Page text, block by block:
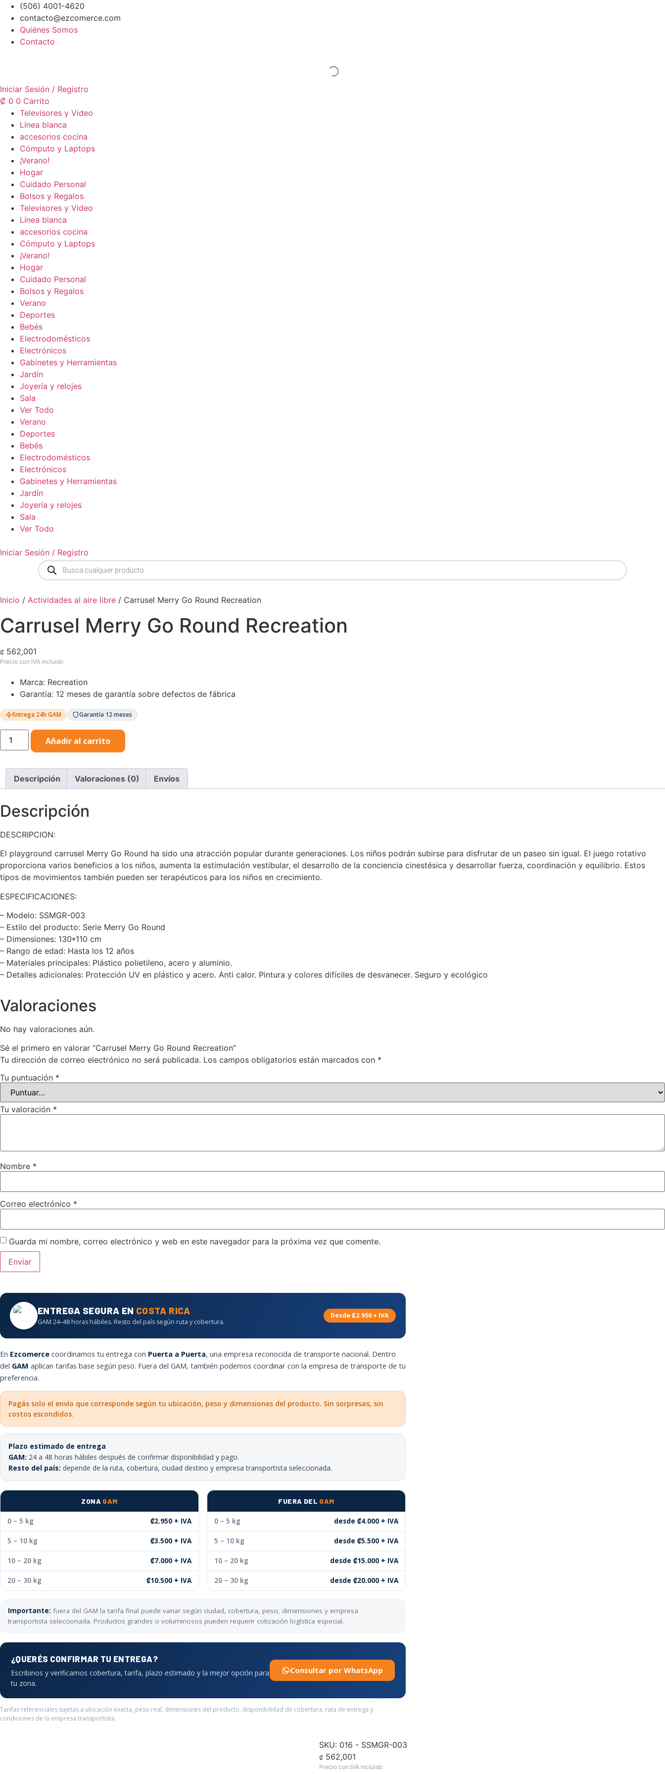
contenido
(506) 4001-4620
contacto@ezcomerce.com
Quiénes Somos
Contacto
Iniciar Sesión / Registro
₡ 0 0 Carrito
Televisores y Video
Línea blanca
accesorios cocina
Cómputo y Laptops
¡Verano!
Hogar
Cuidado Personal
Bolsos y Regalos
Televisores y Video
Línea blanca
accesorios cocina
Cómputo y Laptops
¡Verano!
Hogar
Cuidado Personal
Bolsos y Regalos
Verano
Deportes
Bebés
Electrodomésticos
Electrónicos
Gabinetes y Herramientas
Jardín
Joyería y relojes
Sala
Ver Todo
Verano
Deportes
Bebés
Electrodomésticos
Electrónicos
Gabinetes y Herramientas
Jardín
Joyería y relojes
Sala
Ver Todo
Iniciar Sesión / Registro
Búsqueda
de
productos
Inicio / Actividades al aire libre / Carrusel Merry Go Round Recreation
Carrusel Merry Go Round Recreation
₡ 562,001
Marca: Recreation
Garantia: 12 meses de garantía sobre defectos de fábrica
Entrega 24h GAM Garantía 12 meses
Carrusel
Merry
Go
cantidad
Añadir al carrito
Descripción Valoraciones (0) Envíos
Descripción
DESCRIPCION:
El playground carrusel Merry Go Round ha sido una atracción popular durante generaciones. Los niños podrán subirse para disfrutar de un paseo sin igual. El juego rotativo
proporciona varios beneficios a los niños, aumenta la estimulación vestibular, el desarrollo de la conciencia cinestésica y desarrollar fuerza, coordinación y equilibrio. Estos
tipos de movimientos también pueden ser terapéuticos para los niños en crecimiento.
ESPECIFICACIONES:
– Modelo: SSMGR-003
– Estilo del producto: Serie Merry Go Round
– Dimensiones: 130*110 cm
– Rango de edad: Hasta los 12 años
– Materiales principales: Plástico polietileno, acero y aluminio.
– Detalles adicionales: Protección UV en plástico y acero. Anti calor. Pintura y colores difíciles de desvanecer. Seguro y ecológico
Valoraciones
No hay valoraciones aún.
Sé el primero en valorar “Carrusel Merry Go Round Recreation”
Tu dirección de correo electrónico no será publicada. Los campos obligatorios están marcados con *
Tu puntuación *
Tu valoración *
Nombre *
Correo electrónico *
Guarda mi nombre, correo electrónico y web en este navegador para la próxima vez que comente.
ENTREGA SEGURA EN COSTA RICA
GAM 24–48 horas hábiles. Resto del país según ruta y cobertura.
Desde ₡2.950 + IVA
En Ezcomerce coordinamos tu entrega con Puerta a Puerta, una empresa reconocida de transporte nacional. Dentro
del GAM aplican tarifas base según peso. Fuera del GAM, también podemos coordinar con la empresa de transporte de tu
preferencia.
Pagás solo el envío que corresponde según tu ubicación, peso y dimensiones del producto. Sin sorpresas, sin
costos escondidos.
Plazo estimado de entrega
GAM: 24 a 48 horas hábiles después de confirmar disponibilidad y pago.
Resto del país: depende de la ruta, cobertura, ciudad destino y empresa transportista seleccionada.
ZONA GAM
0 – 5 kg ₡2.950 + IVA
5 – 10 kg ₡3.500 + IVA
10 – 20 kg ₡7.000 + IVA
20 – 30 kg ₡10.500 + IVA
FUERA DEL GAM
0 – 5 kg desde ₡4.000 + IVA
5 – 10 kg desde ₡5.500 + IVA
10 – 20 kg desde ₡15.000 + IVA
20 – 30 kg desde ₡20.000 + IVA
Importante: fuera del GAM la tarifa final puede variar según ciudad, cobertura, peso, dimensiones y empresa
transportista seleccionada. Productos grandes o voluminosos pueden requerir cotización logística especial.
¿QUERÉS CONFIRMAR TU ENTREGA?
Escribinos y verificamos cobertura, tarifa, plazo estimado y la mejor opción para
tu zona.
Consultar por WhatsApp
Tarifas referenciales sujetas a ubicación exacta, peso real, dimensiones del producto, disponibilidad de cobertura, ruta de entrega y
condiciones de la empresa transportista.
SKU: 016 - SSMGR-003
₡ 562,001